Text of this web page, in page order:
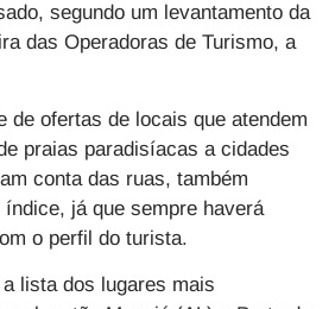
segundo um levantamento da
das Operadoras de Turismo, a
de ofertas de locais que atendem
praias paradisíacas a cidades
conta das ruas, também
já que sempre haverá
o perfil do turista.
lista dos lugares mais